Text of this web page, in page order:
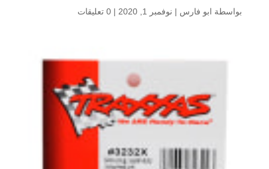
بواسطة ابو فارس | نوفمبر 1, 2020 | 0 تعليقات